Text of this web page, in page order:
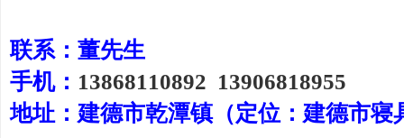
联系：董先生
手机： 13868110892 13906818955
地址：建德市乾潭镇（定位：建德市寝